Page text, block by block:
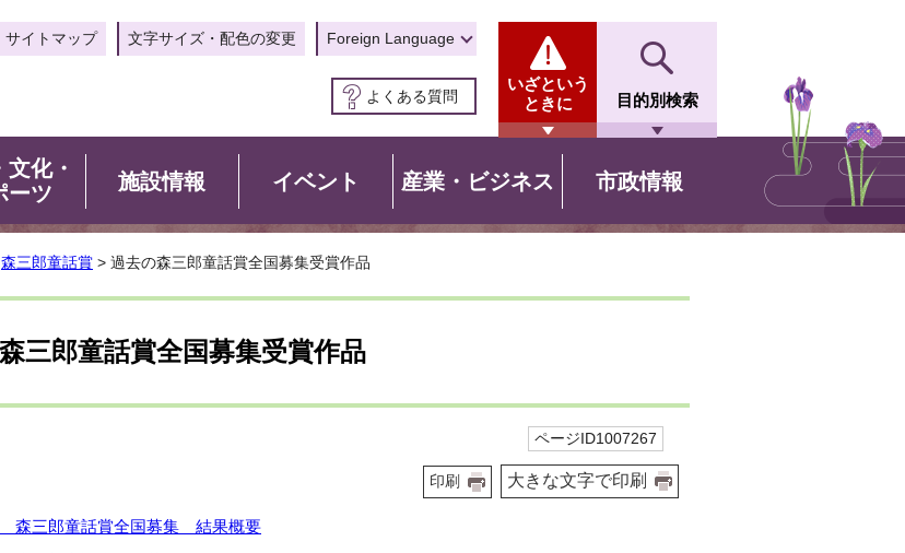
サイトマップ 文字サイズ・配色の変更 Foreign Language
よくある質問
いざという
ときに
目的別検索
化・
ーツ
施設情報 イベント 産業・ビジネス 市政情報
森三郎童話賞 > 過去の森三郎童話賞全国募集受賞作品
三郎童話賞全国募集受賞作品
ページID1007267
印刷 大きな文字で印刷
森三郎童話賞全国募集 結果概要